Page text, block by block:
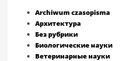
Archiwum czasopisma
Архитектура
Без рубрики
Биологические науки
Ветеринарные науки